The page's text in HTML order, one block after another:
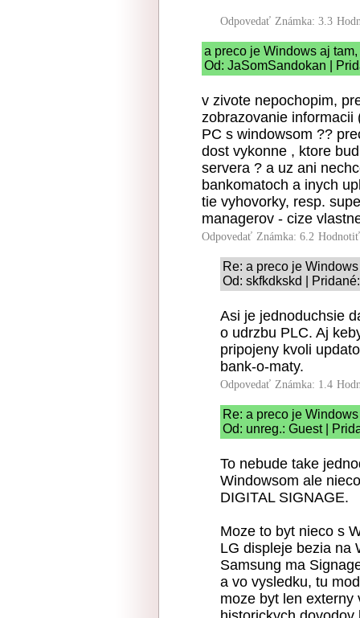
Odpovedať Známka: 3.3
a preco je Windows aj
Od: JaSomSandokan |
v zivote nepochopim,
zobrazovanie informacii
PC s windowsom ??
dost vykonne , ktore
servera ? a uz ani
bankomatoch a inych
tie vyhovorky, resp.
managerov - cize
Odpovedať Známka: 6.2
Re: a preco je
Od: skfkdkskd |
Asi je jednoduchsie
o udrzbu PLC. Aj
pripojeny kvoli
bank-o-maty.
Odpovedať Známka: 1.4
Re: a preco je
Od: unreg.: Guest |
To nebude take
Windowsom ale
DIGITAL SIGNAGE.
Moze to byt nieco s
LG displeje bezia na
Samsung ma
a vo vysledku, tu
moze byt len externy